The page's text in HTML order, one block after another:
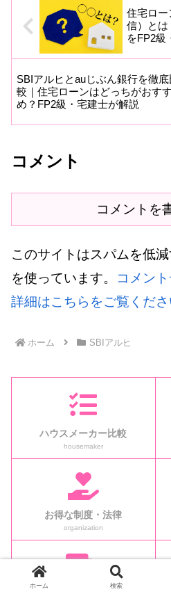
住宅ロー
信）とは
をFP2級
SBIアルヒとauじぶん銀行を徹底
較｜住宅ローンはどっちがおすす
め？FP2級・宅建士が解説
コメント
コメントを
このサイトはスパムを低
を使っています。
コメン
詳細はこちらをご覧くださ
ホーム SBIアルヒ
ハウスメーカー比較
housemaker
お得な制度・法律
organization
ホーム 検索